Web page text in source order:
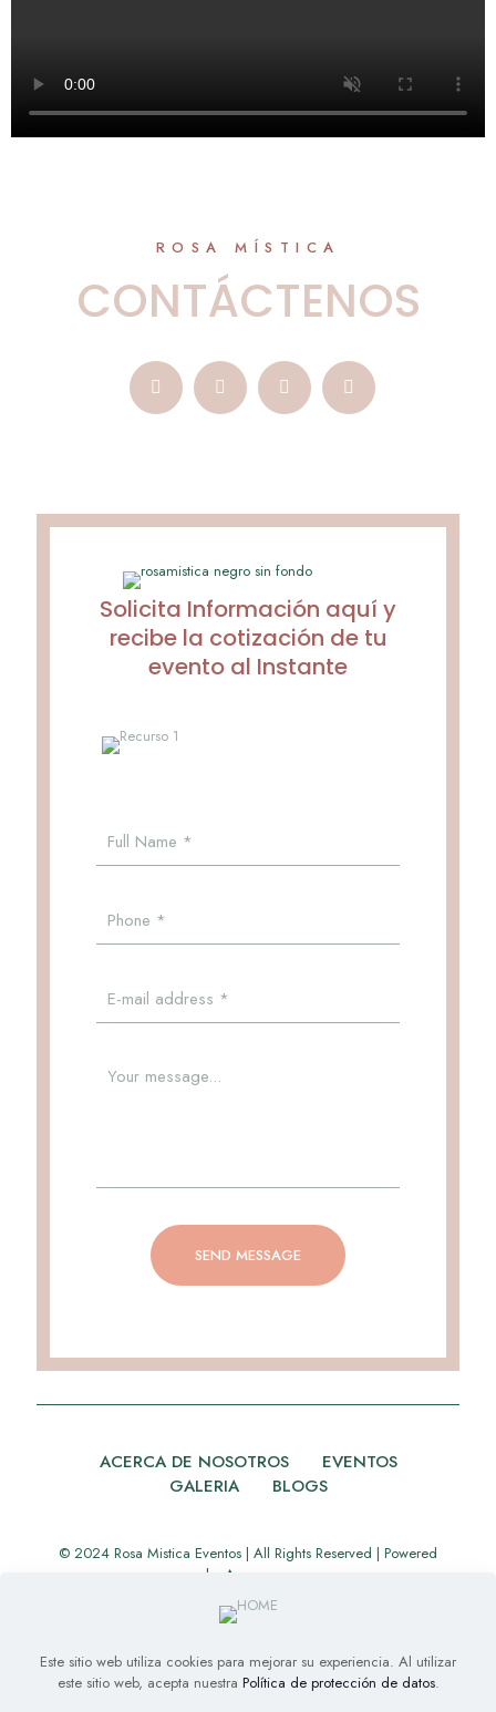
ROSA MÍSTICA
CONTÁCTENOS
Solicita Información aquí y
recibe la cotización de tu
evento al Instante
ACERCA DE NOSOTROS
EVENTOS
GALERIA
BLOGS
© 2024 Rosa Mistica Eventos | All Rights Reserved | Powered
by
Appverse
Este sitio web utiliza cookies para mejorar su experiencia. Al utilizar
este sitio web, acepta nuestra Política de protección de datos.